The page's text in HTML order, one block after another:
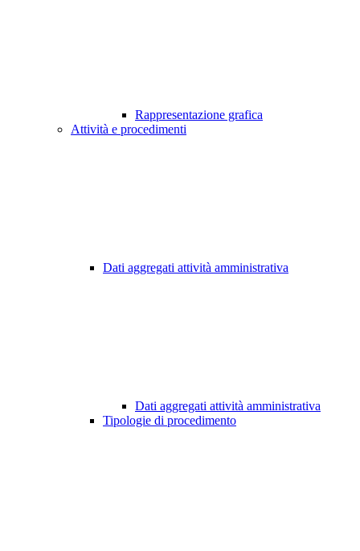
Rappresentazione grafica
Attività e procedimenti
Dati aggregati attività amministrativa
Dati aggregati attività amministrativa
Tipologie di procedimento